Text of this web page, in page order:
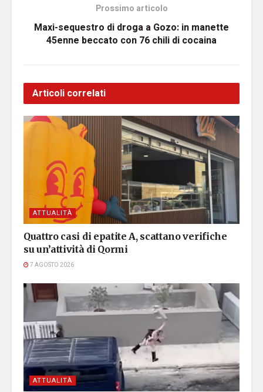
Prossimo articolo
Maxi-sequestro di droga a Gozo: in manette
45enne beccato con 76 chili di cocaina
Articoli correlati
ATTUALITÀ
Quattro casi di epatite A, scattano verifiche
su un’attività di Qormi
7 AGOSTO 2026
ATTUALITÀ